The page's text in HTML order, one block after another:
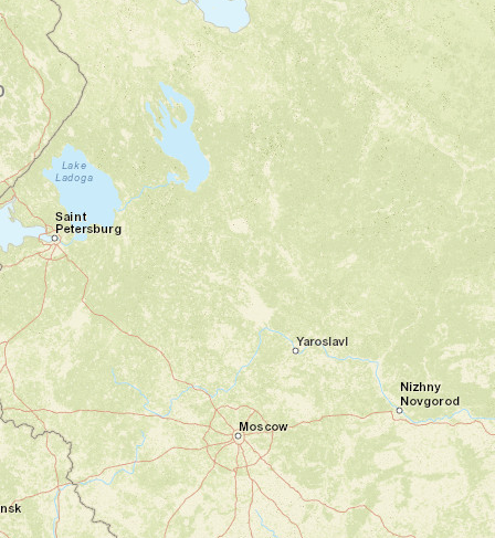
Jour 1
Accueil et route vers Langano
Addis Abeba - Lac Langano
Accueil a l’aéroport le matin, un
représentant de TraceDirecte vous accueille.
Vous faites route versLangano.
Lieu de villégiature prisé des citoyens
privilégiés de la capitale, le lac Langano est
situé à 225 km d’Addis Abeba. Son eau
douce couleur cuivre, ses plages de sable et
ses petites criques isolées font le bonheur
des vacanciers. La baignade est sans
danger. Se balader sur la plage, escalader
les rochers à la conquête d’une petite
grève, se prélasser dans une eau à 25°C,
pêcher le Tilapia et se reposer à l’ombre
des acacias sont les ingrédients d’une
détente assurée.